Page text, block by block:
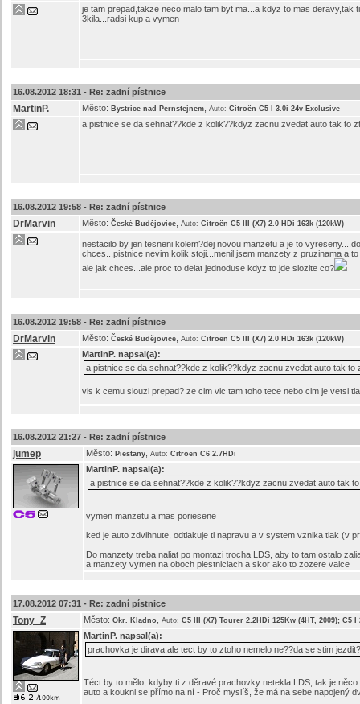
je tam prepad,takze neco malo tam byt ma...a kdyz to mas deravy,tak
3kila...radsi kup a vymen
16.08.2012 18:31 - Re: zadní pístnice
MartinP. Město: Bystrice nad Pernstejnem Auto: Citroën C5 I 3.0i 24v Exclusive
a pistnice se da sehnat??kde z kolik??kdyz zacnu zvedat auto tak to
16.08.2012 19:58 - Re: zadní pístnice
DrMarvin Město: České Budějovice Auto: Citroën C5 III (X7) 2.0 HDi 163k (120kW)
nestacilo by jen tesneni kolem?dej novou manzetu a je to
chces...pistnice nevim kolik stoji...menil jsem manzety z pruzinama a
ale jak chces...ale proc to delat jednoduse kdyz to jde slozite co?
16.08.2012 19:58 - Re: zadní pístnice
DrMarvin Město: České Budějovice Auto: Citroën C5 III (X7) 2.0 HDi 163k (120kW)
MartinP. napsal(a):
a pistnice se da sehnat??kde z kolik??kdyz zacnu zvedat auto tak
vis k cemu slouzi prepad? ze cim vic tam toho tece nebo cim je vetsi
16.08.2012 21:27 - Re: zadní pístnice
jumep Město: Piestany Auto: Citroen C6 2.7HDi
MartinP. napsal(a):
a pistnice se da sehnat??kde z kolik??kdyz zacnu zvedat auto tak
vymen manzetu a mas poriesene
ked je auto zdvihnute, odtlakuje ti napravu a v system vznika tlak (v
Do manzety treba naliat po montazi trocha LDS, aby to tam ostalo
a manzety vymen na oboch piestniciach a skor ako to zozere valce
17.08.2012 07:31 - Re: zadní pístnice
Tony_Z Město: Okr. Kladno Auto: C5 III (X7) Tourer 2.2HDi 125Kw (4HT, 2009); C5 I
MartinP. napsal(a):
prachovka je dirava,ale tect by to ztoho nemelo ne??da se stim
Téct by to mělo, kdyby ti z děravé prachovky netekla LDS, tak je
auto a koukni se přímo na ní - Proč myslíš, že má na sebe napojený